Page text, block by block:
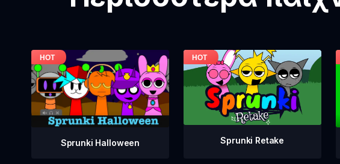
Sprunki Halloween Sprunki Retake